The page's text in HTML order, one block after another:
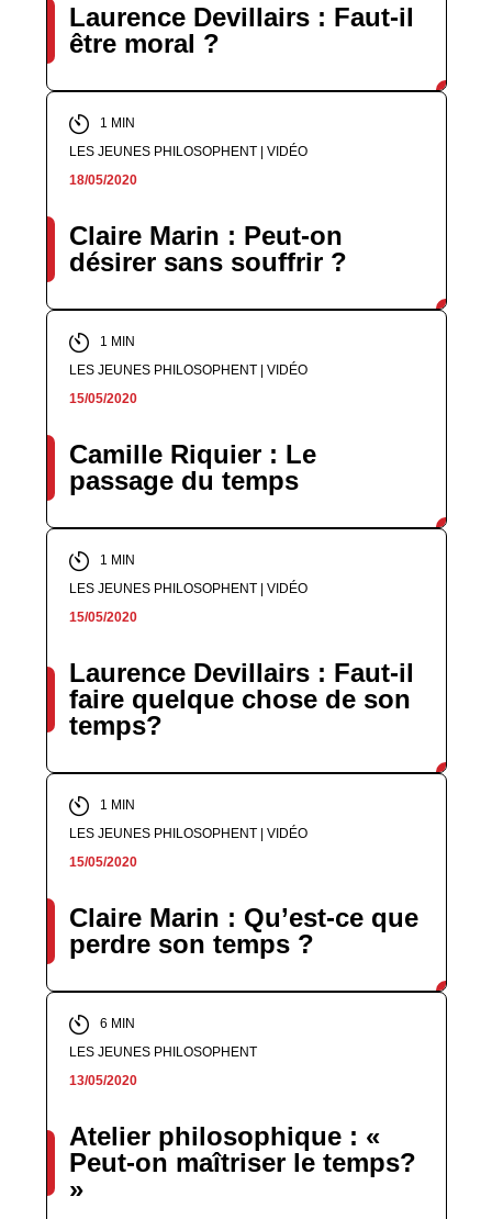
Laurence Devillairs : Faut-il
être moral ?
1 MIN
LES JEUNES PHILOSOPHENT | VIDÉO
18/05/2020
Claire Marin : Peut-on
désirer sans souffrir ?
1 MIN
LES JEUNES PHILOSOPHENT | VIDÉO
15/05/2020
Camille Riquier : Le
passage du temps
1 MIN
LES JEUNES PHILOSOPHENT | VIDÉO
15/05/2020
Laurence Devillairs : Faut-il
faire quelque chose de son
temps?
1 MIN
LES JEUNES PHILOSOPHENT | VIDÉO
15/05/2020
Claire Marin : Qu’est-ce que
perdre son temps ?
6 MIN
LES JEUNES PHILOSOPHENT
13/05/2020
Atelier philosophique : «
Peut-on maîtriser le temps?
»